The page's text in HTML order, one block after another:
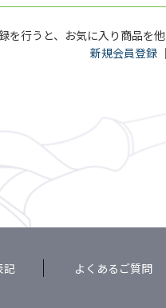
を行うと、お気に入り商品を
新規会員登録 ｜
記 よくあるご質問